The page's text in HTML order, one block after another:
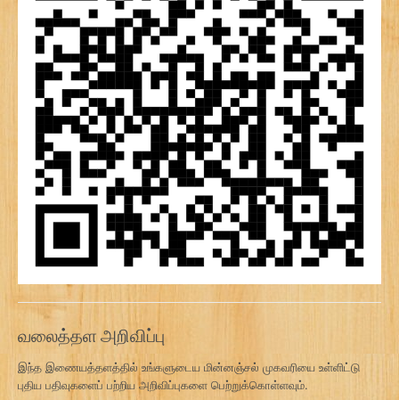
வலைத்தள அறிவிப்பு
இந்த இணையத்தளத்தில் உங்களுடைய மின்னஞ்சல் முகவரியை உள்ளிட்டு
புதிய பதிவுகளைப் பற்றிய அறிவிப்புகளை பெற்றுக்கொள்ளவும்.